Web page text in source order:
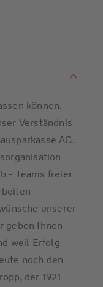
können.
Verständnis
AG.
- Teams freier
unserer
geben Ihnen
weil Erfolg
noch den
der 1921